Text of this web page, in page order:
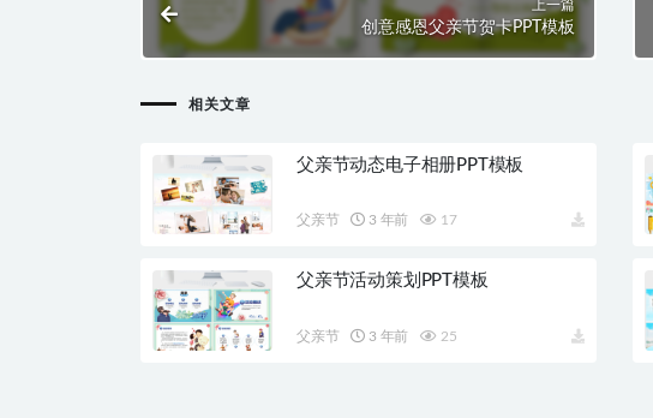
上一篇
创意感恩父亲节贺卡PPT模板
相关文章
父亲节动态电子相册PPT模板
父亲节 3 年前 17
父亲节活动策划PPT模板
父亲节 3 年前 25